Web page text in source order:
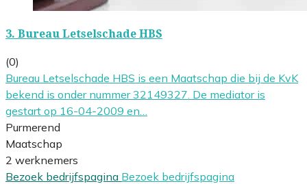
3. Bureau Letselschade HBS
(0)
Bureau Letselschade HBS is een Maatschap die bij de KvK
bekend is onder nummer 32149327. De mediator is
gestart op 16-04-2009 en…
Purmerend
Maatschap
2 werknemers
Bezoek bedrijfspagina Bezoek bedrijfspagina